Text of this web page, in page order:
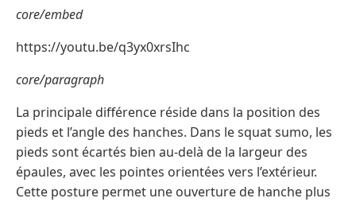
core/embed
https://youtu.be/q3yx0xrsIhc
core/paragraph
La principale différence réside dans la position des
pieds et l’angle des hanches. Dans le squat sumo, les
pieds sont écartés bien au-delà de la largeur des
épaules, avec les pointes orientées vers l’extérieur.
Cette posture permet une ouverture de hanche plus